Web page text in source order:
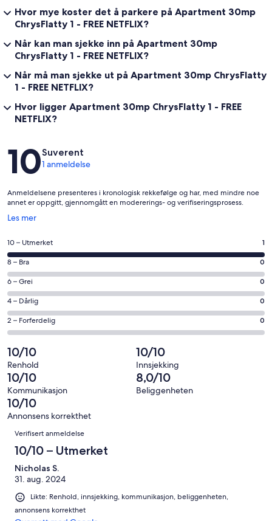
Hvor mye koster det å parkere på Apartment 30mp
ChrysFlatty 1 - FREE NETFLIX?
Når kan man sjekke inn på Apartment 30mp
ChrysFlatty 1 - FREE NETFLIX?
Når må man sjekke ut på Apartment 30mp ChrysFlatty
1 - FREE NETFLIX?
Hvor ligger Apartment 30mp ChrysFlatty 1 - FREE
NETFLIX?
Anmeldelser
10Suverent
1 anmeldelse
Anmeldelsene presenteres i kronologisk rekkefølge og har, med mindre noe
annet er oppgitt, gjennomgått en modererings- og verifiseringsprosess.
Les mer
Åpnes
et
nytt
vindu
Rangering
på
10
−
Utmerket.
1
av
totalt
1
anmeldelser.
10 – Utmerket 1
Rangering
på
8
−
Bra.
0
totalt
1
anmeldelser.
8 – Bra 0
Rangering
på
6
−
Grei.
0
av
totalt
1
anmeldelser.
6 – Grei 0
Rangering
på
4
Dårlig.
0
av
totalt
1
anmeldelser.
4 – Dårlig 0
Rangering
på
2
−
Forferdelig.
0
av
totalt
anmeldelser.
2 – Forferdelig 0
10/10
Renhold
10/10
Innsjekking
10/10
Kommunikasjon
8,0/10
Beliggenheten
10/10
Annonsens korrekthet
Anmeldelser
Verifisert anmeldelse
10/10 – Utmerket
Nicholas S.
31. aug. 2024
Likte: Renhold, innsjekking, kommunikasjon, beliggenheten,
annonsens korrekthet